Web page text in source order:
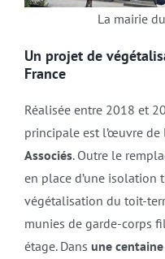
La mairie
Un projet de
France
Réalisée entre 2018 et
principale est l’œuvre de
Associés. Outre le
en place d’une isolation
végétalisation du toit-
munies de garde-corps
étage. Dans une